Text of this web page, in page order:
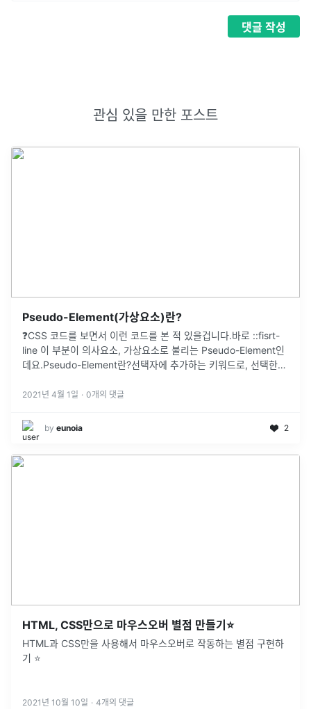
댓글 작성
관심 있을 만한 포스트
Pseudo-Element(가상요소)란?
❓CSS 코드를 보면서 이런 코드를 본 적 있을겁니다.바로 ::fisrt-
line 이 부분이 의사요소, 가상요소로 불리는 Pseudo-Element인
데요.Pseudo-Element란?선택자에 추가하는 키워드로, 선택한
2021년 4월 1일 · 0개의 댓글
by eunoia 2
HTML, CSS만으로 마우스오버 별점 만들기⭐️
HTML과 CSS만을 사용해서 마우스오버로 작동하는 별점 구현하
기 ⭐️
2021년 10월 10일 · 4개의 댓글